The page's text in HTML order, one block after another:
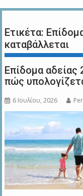
Ετικέτα:
καταβάλλεται
Επίδομα αδείας
πώς
6 Ιουλίου, 2026